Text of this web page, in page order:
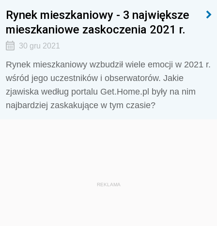
Rynek mieszkaniowy - 3 największe
mieszkaniowe zaskoczenia 2021 r.
30 gru 2021
Rynek mieszkaniowy wzbudził wiele emocji w 2021 r.
wśród jego uczestników i obserwatorów. Jakie
zjawiska według portalu Get.Home.pl były na nim
najbardziej zaskakujące w tym czasie?
REKLAMA